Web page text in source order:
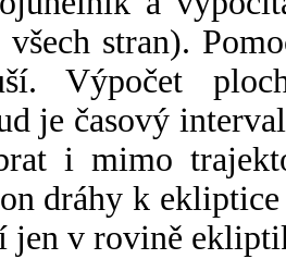
stran).
Výpočet
je časový
i mimo
dráhy k
jen v rovině